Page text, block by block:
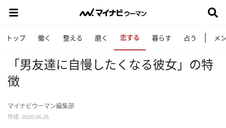
トップ 働く 整える 磨く 恋する 暮らす 占う メ
「男友達に自慢したくなる彼女」の特
徴
マイナビウーマン編集部
作成: 2020.06.26